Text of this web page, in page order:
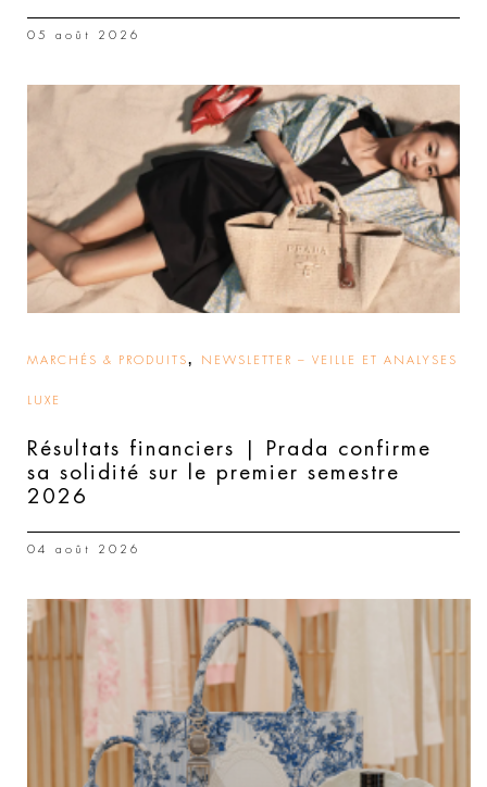
05 août 2026
MARCHÉS & PRODUITS, NEWSLETTER – VEILLE ET ANALYSES
LUXE
Résultats financiers | Prada confirme
sa solidité sur le premier semestre
2026
04 août 2026